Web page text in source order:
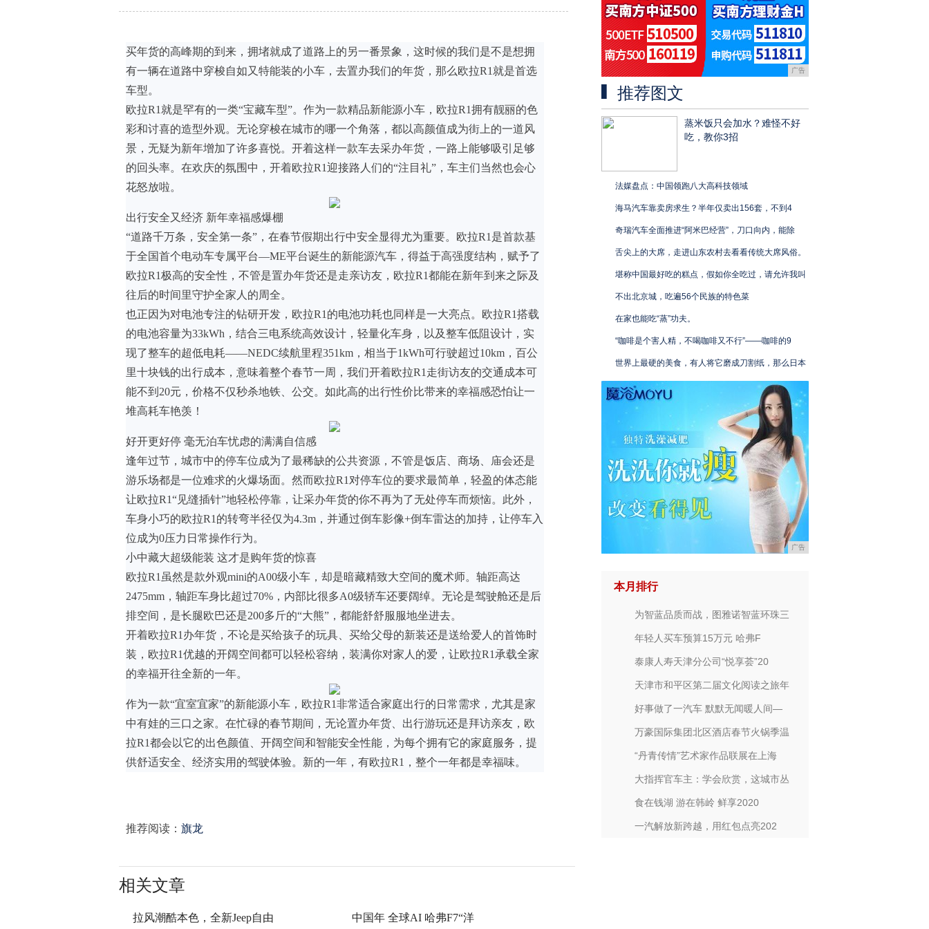
买年货的高峰期的到来，拥堵就成了道路上的另一番景象，这时候的我们是不是想拥
有一辆在道路中穿梭自如又特能装的小车，去置办我们的年货，那么欧拉R1就是首选
车型。
欧拉R1就是罕有的一类“宝藏车型”。作为一款精品新能源小车，欧拉R1拥有靓丽的色
彩和讨喜的造型外观。无论穿梭在城市的哪一个角落，都以高颜值成为街上的一道风
景，无疑为新年增加了许多喜悦。开着这样一款车去采办年货，一路上能够吸引足够
的回头率。在欢庆的氛围中，开着欧拉R1迎接路人们的“注目礼”，车主们当然也会心
花怒放啦。
出行安全又经济 新年幸福感爆棚
“道路千万条，安全第一条”，在春节假期出行中安全显得尤为重要。欧拉R1是首款基
于全国首个电动车专属平台—ME平台诞生的新能源汽车，得益于高强度结构，赋予了
欧拉R1极高的安全性，不管是置办年货还是走亲访友，欧拉R1都能在新年到来之际及
往后的时间里守护全家人的周全。
也正因为对电池专注的钻研开发，欧拉R1的电池功耗也同样是一大亮点。欧拉R1搭载
的电池容量为33kWh，结合三电系统高效设计，轻量化车身，以及整车低阻设计，实
现了整车的超低电耗——NEDC续航里程351km，相当于1kWh可行驶超过10km，百公
里十块钱的出行成本，意味着整个春节一周，我们开着欧拉R1走街访友的交通成本可
能不到20元，价格不仅秒杀地铁、公交。如此高的出行性价比带来的幸福感恐怕让一
堆高耗车艳羡！
好开更好停 毫无泊车忧虑的满满自信感
逢年过节，城市中的停车位成为了最稀缺的公共资源，不管是饭店、商场、庙会还是
游乐场都是一位难求的火爆场面。然而欧拉R1对停车位的要求最简单，轻盈的体态能
让欧拉R1“见缝插针”地轻松停靠，让采办年货的你不再为了无处停车而烦恼。此外，
车身小巧的欧拉R1的转弯半径仅为4.3m，并通过倒车影像+倒车雷达的加持，让停车入
位成为0压力日常操作行为。
小中藏大超级能装 这才是购年货的惊喜
欧拉R1虽然是款外观mini的A00级小车，却是暗藏精致大空间的魔术师。轴距高达
2475mm，轴距车身比超过70%，内部比很多A0级轿车还要阔绰。无论是驾驶舱还是后
排空间，是长腿欧巴还是200多斤的“大熊”，都能舒舒服服地坐进去。
开着欧拉R1办年货，不论是买给孩子的玩具、买给父母的新装还是送给爱人的首饰时
装，欧拉R1优越的开阔空间都可以轻松容纳，装满你对家人的爱，让欧拉R1承载全家
的幸福开往全新的一年。
作为一款“宜室宜家”的新能源小车，欧拉R1非常适合家庭出行的日常需求，尤其是家
中有娃的三口之家。在忙碌的春节期间，无论置办年货、出行游玩还是拜访亲友，欧
拉R1都会以它的出色颜值、开阔空间和智能安全性能，为每个拥有它的家庭服务，提
供舒适安全、经济实用的驾驶体验。新的一年，有欧拉R1，整个一年都是幸福味。
推荐阅读： 旗龙
相关文章
拉风潮酷本色，全新Jeep自由 中国年 全球AI 哈弗F7“洋
广告
推荐图文
蒸米饭只会加水？难怪不好
吃，教你3招
法媒盘点：中国领跑八大高科技领域
海马汽车靠卖房求生？半年仅卖出156套，不到4
奇瑞汽车全面推进“阿米巴经营”，刀口向内，能除
舌尖上的大席，走进山东农村去看看传统大席风俗。
堪称中国最好吃的糕点，假如你全吃过，请允许我叫
不出北京城，吃遍56个民族的特色菜
在家也能吃“蒸”功夫。
“咖啡是个害人精，不喝咖啡又不行”——咖啡的9
世界上最硬的美食，有人将它磨成刀割纸，那么日本
广告
本月排行
为智蓝品质而战，图雅诺智蓝环珠三
年轻人买车预算15万元 哈弗F
泰康人寿天津分公司“悦享荟”20
天津市和平区第二届文化阅读之旅年
好事做了一汽车 默默无闻暖人间—
万豪国际集团北区酒店春节火锅季温
“丹青传情”艺术家作品联展在上海
大指挥官车主：学会欣赏，这城市丛
食在钱湖 游在韩岭 鲜享2020
一汽解放新跨越，用红包点亮202